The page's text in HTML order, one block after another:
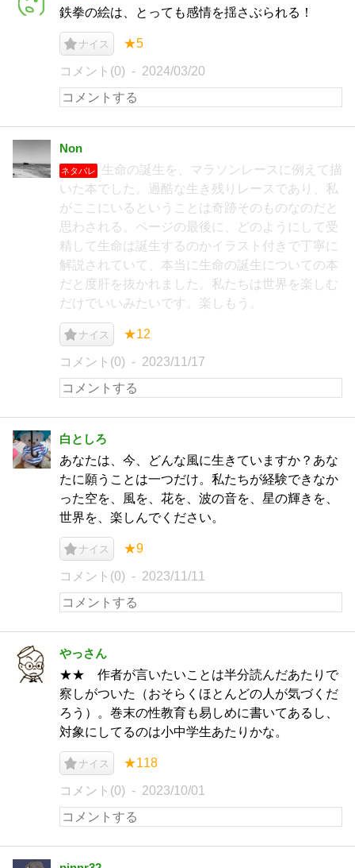
鉄拳の絵は、とっても感情を揺さぶられる！
ナイス ★5
コメント(0) 2024/03/20
Non
ネタバレ
生命の誕生を、マラソンレースに例えて描
いた本でした。過酷な生き残りレースであり、私
がここにいるということは奇跡そのものなのだと
思わされる。ページの最後に、どのようにして受
精して生命は誕生するのかイラスト付きで丁寧に
解説されていて、本当に生命の誕生についての本
だと度肝を抜かれました。私たちは世界を楽しむ
だけでいいみたいです。楽しもう。
ナイス ★12
コメント(0) 2023/11/17
白としろ
あなたは、今、どんな風に生きていますか？あな
たに願うことは一つだけ。私たちが経験できなか
った空を、風を、花を、波の音を、星の輝きを、
世界を、楽しんでください。
ナイス ★9
コメント(0) 2023/11/11
やっさん
★★ 作者が言いたいことは半分読んだあたりで
察しがついた（おそらくほとんどの人が気づくだ
ろう）。巻末の性教育も易しめに書いてあるし、
対象にしてるのは小中学生あたりかな。
ナイス ★118
コメント(0) 2023/10/01